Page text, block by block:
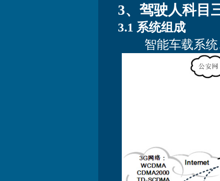
3、驾驶人科目
3.1 系统组成
智能车载系统